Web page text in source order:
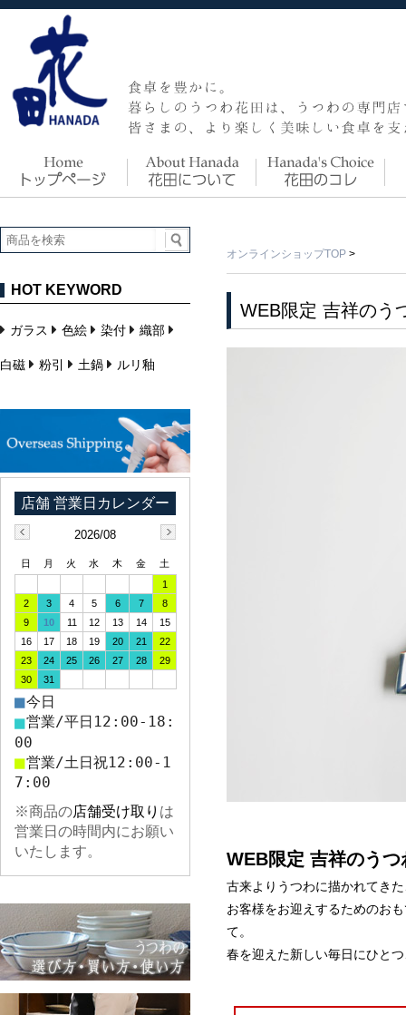
オンラインショップTOP >
WEB限定 吉祥のう
WEB限定 吉祥のうつ
古来よりうつわに描かれてき
お客様をお迎えするためのお
て。
春を迎えた新しい毎日にひと
HOT KEYWORD
ガラス 色絵 染付 織部
白磁 粉引 土鍋 ルリ釉
2026/08
日 月 火 水 木 金
土
1
2
3 4 5 6 7
8
9
10 11 12 13 14
15
16
17 18 19 20 21
22
23
24 25 26 27 28
29
30
31
■今日
■営業/平日12:00-18:
00
■営業/土日祝12:00-1
7:00
※商品の店舗受け取り は
営業日の時間内にお願い
いたします。